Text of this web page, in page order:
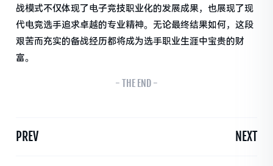
战模式不仅体现了电子竞技职业化的发展成果，也展现了现
代电竞选手追求卓越的专业精神。无论最终结果如何，这段
艰苦而充实的备战经历都将成为选手职业生涯中宝贵的财
富。
- THE END -
PREV NEXT